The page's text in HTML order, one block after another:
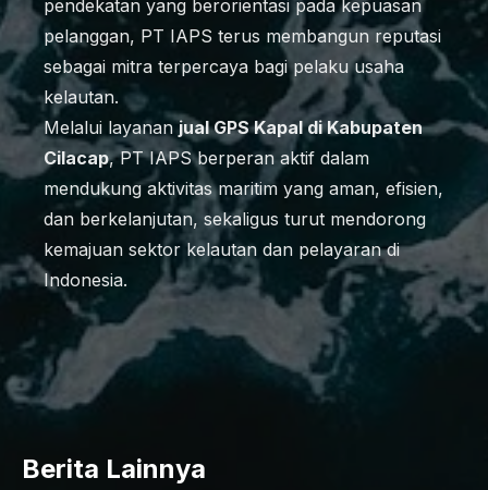
pendekatan yang berorientasi pada kepuasan
pelanggan, PT IAPS terus membangun reputasi
sebagai mitra terpercaya bagi pelaku usaha
kelautan.
Melalui layananjual GPS Kapal di Kabupaten
Cilacap, PT IAPS berperan aktif dalam
mendukung aktivitas maritim yang aman, efisien,
dan berkelanjutan, sekaligus turut mendorong
kemajuan sektor kelautan dan pelayaran di
Indonesia.
Berita Lainnya